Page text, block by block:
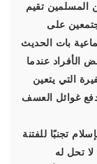
المسلمين تقيم
على
بات الحديث
الأفراد عندما
التي يتعين
غوائل العسف
تجنبًا للفتنة
لا تحل له